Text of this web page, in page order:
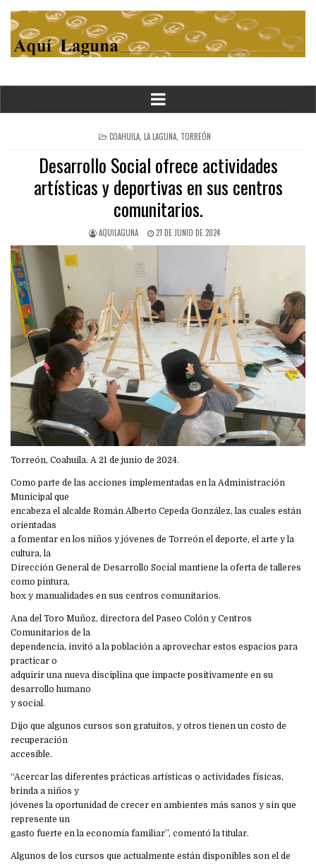
POSTED
IN
COAHUILA, LA LAGUNA, TORREÓN
Desarrollo Social ofrece actividades
artísticas y deportivas en sus centros
comunitarios.
AQUILAGUNA 21 DE JUNIO DE 2024
Torreón, Coahuila. A 21 de junio de 2024.
Como parte de las acciones implementadas en la Administración
Municipal que
encabeza el alcalde Román Alberto Cepeda González, las cuales están
orientadas
a fomentar en los niños y jóvenes de Torreón el deporte, el arte y la
cultura, la
Dirección General de Desarrollo Social mantiene la oferta de talleres
como pintura,
box y manualidades en sus centros comunitarios.
Ana del Toro Muñoz, directora del Paseo Colón y Centros
Comunitarios de la
dependencia, invitó a la población a aprovechar estos espacios para
practicar o
adquirir una nueva disciplina que impacte positivamente en su
desarrollo humano
y social.
Dijo que algunos cursos son gratuitos, y otros tienen un costo de
recuperación
accesible.
“Acercar las diferentes prácticas artísticas o actividades físicas,
brinda a niños y
jóvenes la oportunidad de crecer en ambientes más sanos y sin que
represente un
gasto fuerte en la economía familiar”, comentó la titular.
Algunos de los cursos que actualmente están disponibles son el de